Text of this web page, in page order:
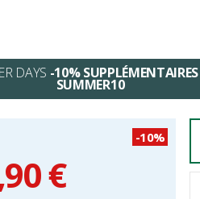
DAYS -10% SUPPLÉMENTAIRES
SUMMER10
-10%
€